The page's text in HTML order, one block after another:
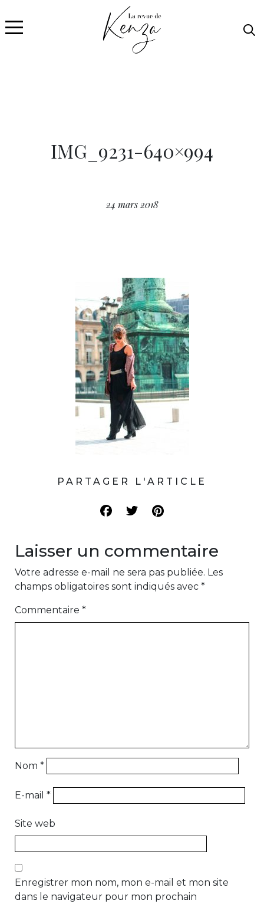
IMG_9231-640×994
24 mars 2018
PARTAGER L'ARTICLE
Laisser un commentaire
Votre adresse e-mail ne sera pas publiée. Les
champs obligatoires sont indiqués avec *
Commentaire *
Nom *
E-mail *
Site web
Enregistrer mon nom, mon e-mail et mon site
dans le navigateur pour mon prochain